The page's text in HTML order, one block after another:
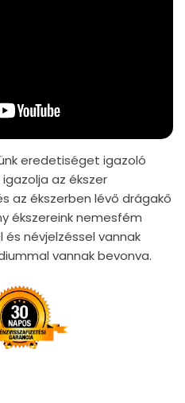
eredetiséget igazoló
az ékszer
az ékszerben lévő drágakő
ékszereink nemesfém
névjelzéssel vannak
vannak bevonva.